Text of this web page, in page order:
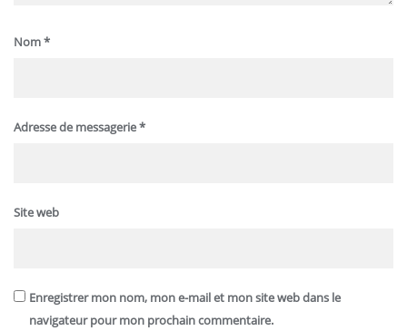
Nom*
Adresse de messagerie*
Site web
Enregistrer mon nom, mon e-mail et mon site web dans le
navigateur pour mon prochain commentaire.